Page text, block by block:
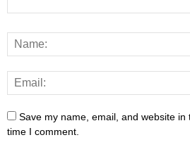
Save my name, email, and website
time I comment.